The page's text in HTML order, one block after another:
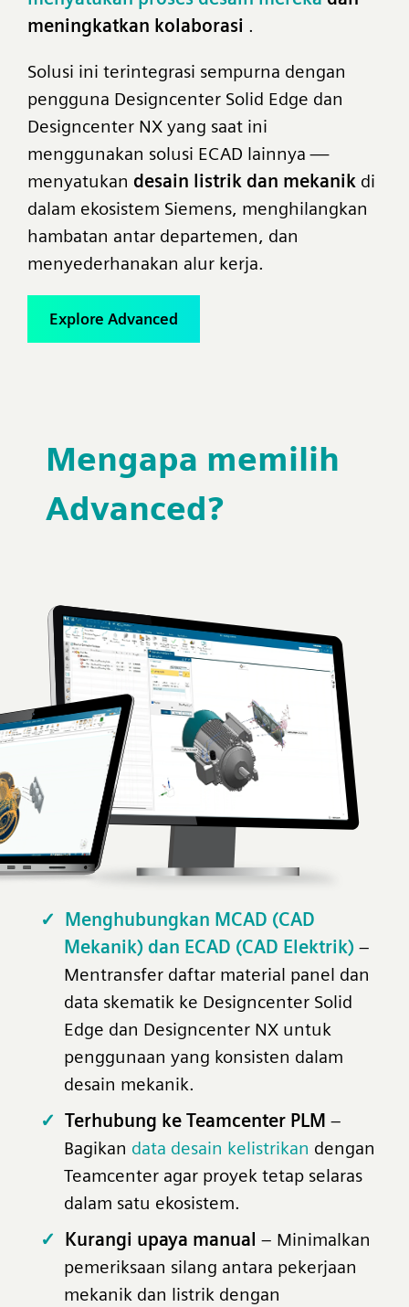
meningkatkan kolaborasi .
Solusi ini terintegrasi sempurna dengan
pengguna Designcenter Solid Edge dan
Designcenter NX yang saat ini
menggunakan solusi ECAD lainnya —
menyatukan desain listrik dan mekanik di
dalam ekosistem Siemens, menghilangkan
hambatan antar departemen, dan
menyederhanakan alur kerja.
Explore Advanced
Mengapa memilih
Advanced?
Menghubungkan MCAD (CAD
Mekanik) dan ECAD (CAD Elektrik) –
Mentransfer daftar material panel dan
data skematik ke Designcenter Solid
Edge dan Designcenter NX untuk
penggunaan yang konsisten dalam
desain mekanik.
Terhubung ke Teamcenter PLM –
Bagikan data desain kelistrikan dengan
Teamcenter agar proyek tetap selaras
dalam satu ekosistem.
Kurangi upaya manual – Minimalkan
pemeriksaan silang antara pekerjaan
mekanik dan listrik dengan